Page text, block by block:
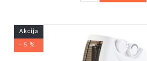
Akcija
- 5 %